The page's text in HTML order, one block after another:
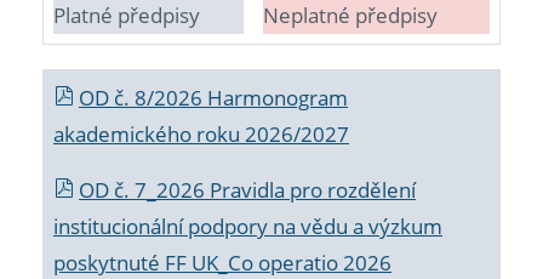
Platné předpisy Neplatné předpisy
OD č. 8/2026 Harmonogram
akademického roku 2026/2027
OD č. 7_2026 Pravidla pro rozdělení
institucionální podpory na vědu a výzkum
poskytnuté FF UK_Co operatio 2026